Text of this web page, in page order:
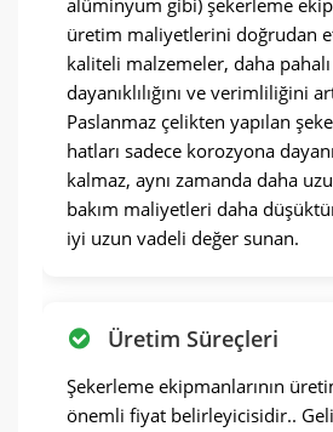
alüminyum gibi) şekerleme
üretim maliyetlerini doğrudan
kaliteli malzemeler, daha
dayanıklılığını ve verimliliğini
Paslanmaz çelikten yapılan
hatları sadece korozyona
kalmaz, aynı zamanda daha
bakım maliyetleri daha
iyi uzun vadeli değer sunan.
Üretim Süreçleri
Şekerleme ekipmanlarının
önemli fiyat belirleyicisidir..